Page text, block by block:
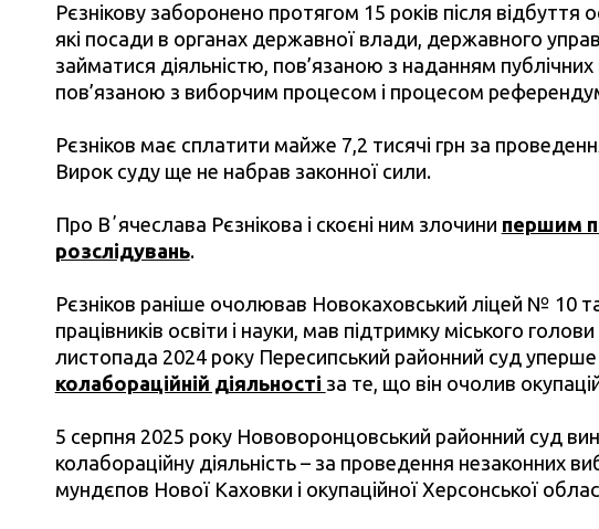
Рєзнікову заборонено протягом 15 років після
які посади в органах державної влади, державного
займатися діяльністю, пов’язаною з наданням публічних
пов’язаною з виборчим процесом і процесом
Рєзніков має сплатити майже 7,2 тисячі грн за
Вирок суду ще не набрав законної сили.
Про Вʼячеслава Рєзнікова і скоєні ним злочини першим
розслідувань.
Рєзніков раніше очолював Новокаховський ліцей № 10
працівників освіти і науки, мав підтримку міського
листопада 2024 року Пересипський районний суд уперше
колабораційній діяльності за те, що він очолив
5 серпня 2025 року Нововоронцовський районний суд
колабораційну діяльність – за проведення незаконних
мундєпов Нової Каховки і окупаційної Херсонської